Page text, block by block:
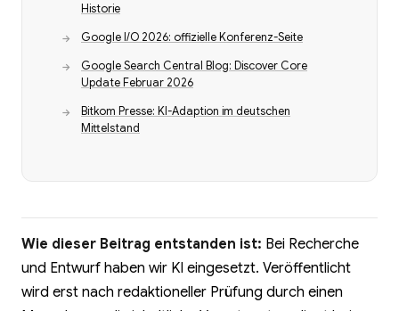
Historie
Google I/O 2026: offizielle Konferenz-Seite
Google Search Central Blog: Discover Core
Update Februar 2026
Bitkom Presse: KI-Adaption im deutschen
Mittelstand
Wie dieser Beitrag entstanden ist: Bei Recherche
und Entwurf haben wir KI eingesetzt. Veröffentlicht
wird erst nach redaktioneller Prüfung durch einen